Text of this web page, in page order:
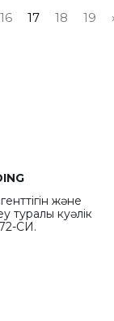
16 17 18 19 ›
және
туралы куәлік
СИ.